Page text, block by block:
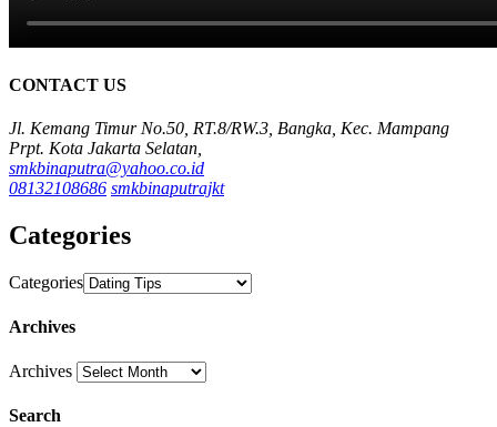
CONTACT US
Jl. Kemang Timur No.50, RT.8/RW.3, Bangka, Kec. Mampang
Prpt. Kota Jakarta Selatan,
smkbinaputra@yahoo.co.id
08132108686 smkbinaputrajkt
Categories
Categories
Archives
Archives
Search